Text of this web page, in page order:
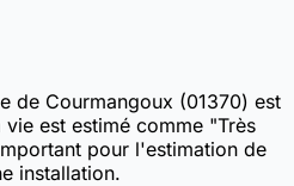
de Courmangoux (01370) est
est estimé comme "Très
pour l'estimation de
installation.